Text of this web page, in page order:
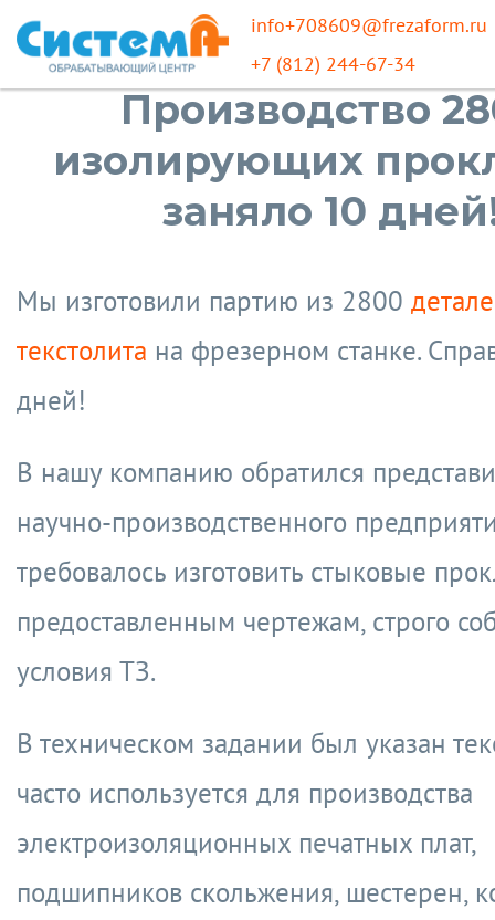
info+708609@frezaform.ru
+7 (812) 244-67-34
Производство
изолирующих
заняло 10
Мы изготовили партию из 2800
текстолита на фрезерном станке.
дней!
В нашу компанию обратился
научно-производственного
требовалось изготовить стыковые
предоставленным чертежам, строго
условия ТЗ.
В техническом задании был указан
часто используется для производства
электроизоляционных печатных плат,
подшипников скольжения, шестерен,